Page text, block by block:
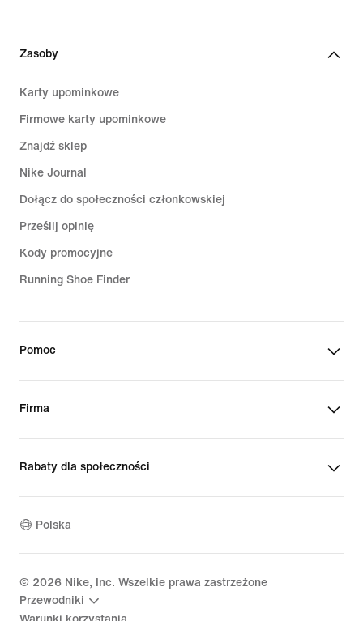
Zasoby
Karty upominkowe
Firmowe karty upominkowe
Znajdź sklep
Nike Journal
Dołącz do społeczności członkowskiej
Prześlij opinię
Kody promocyjne
Running Shoe Finder
Pomoc
Firma
Rabaty dla społeczności
Polska
© 2026 Nike, Inc. Wszelkie prawa zastrzeżone
Przewodniki